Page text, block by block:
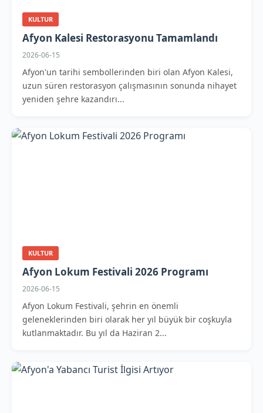
KULTUR
Afyon Kalesi Restorasyonu Tamamlandı
2026-06-15
Afyon'un tarihi sembollerinden biri olan Afyon Kalesi,
uzun süren restorasyon çalışmasının sonunda nihayet
yeniden şehre kazandırı...
KULTUR
Afyon Lokum Festivali 2026 Programı
2026-06-15
Afyon Lokum Festivali, şehrin en önemli
geleneklerinden biri olarak her yıl büyük bir coşkuyla
kutlanmaktadır. Bu yıl da Haziran 2...